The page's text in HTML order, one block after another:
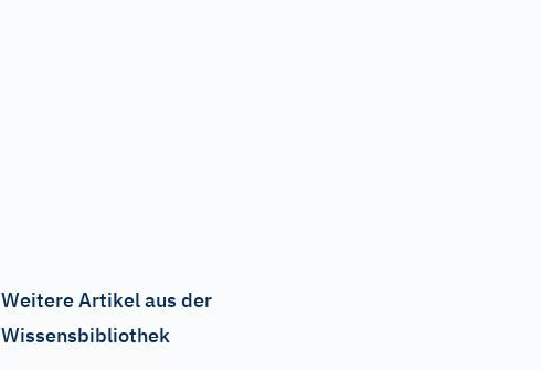
Weitere Artikel aus der
Wissensbibliothek